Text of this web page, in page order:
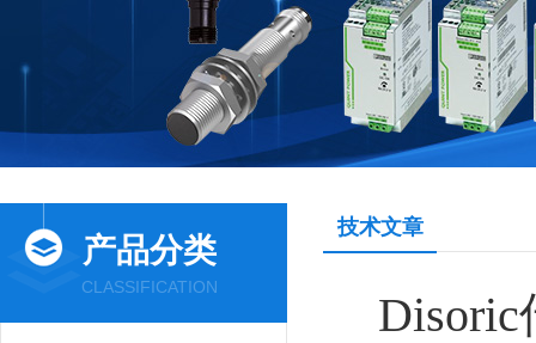
产品分类
CLASSIFICATION
技术文章